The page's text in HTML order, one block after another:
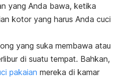
yang Anda bawa, ketika
kotor yang harus Anda cuci
yang suka membawa atau
di suatu tempat. Bahkan,
pakaian mereka di kamar